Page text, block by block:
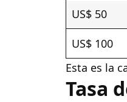
US$ 50
US$ 100
Esta es la
Tasa